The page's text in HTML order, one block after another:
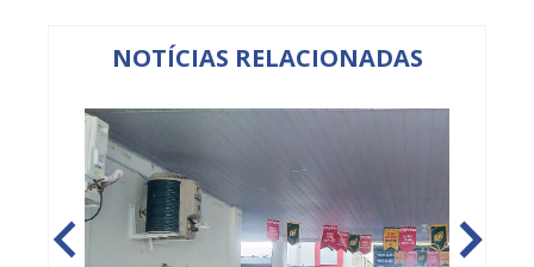
NOTÍCIAS RELACIONADAS